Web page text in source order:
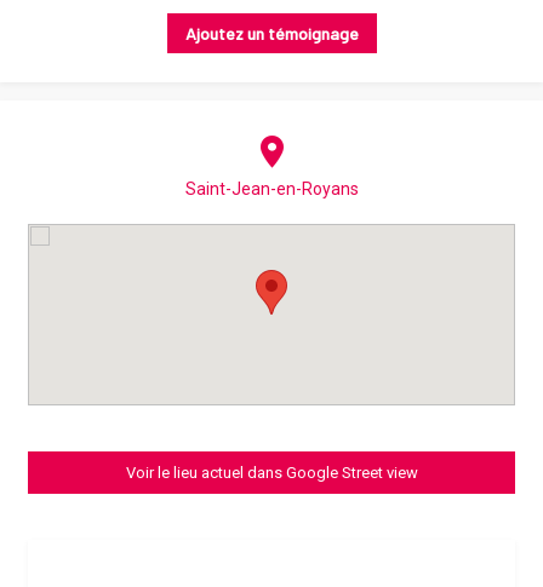
Ajoutez un témoignage
Saint-Jean-en-Royans
Voir le lieu actuel dans Google Street view